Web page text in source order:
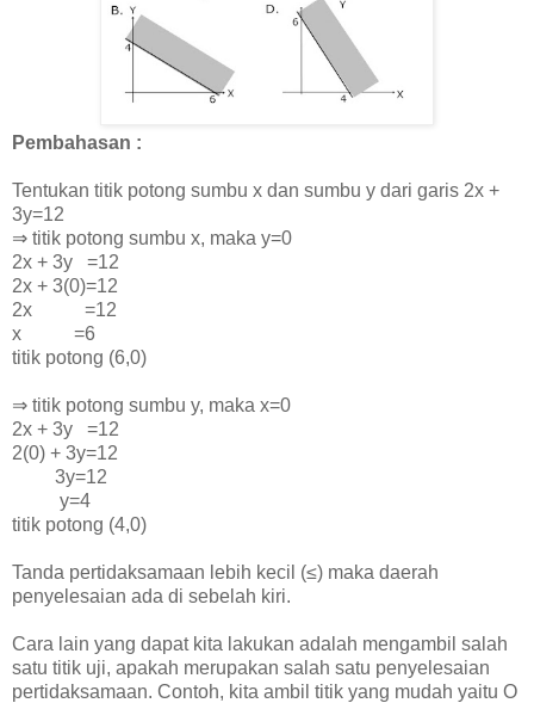
Pembahasan :
Tentukan titik potong sumbu x dan sumbu y dari garis 2x +
3y=12
⇒ titik potong sumbu x, maka y=0
2x + 3y =12
2x + 3(0)=12
2x =12
x =6
titik potong (6,0)
⇒ titik potong sumbu y, maka x=0
2x + 3y =12
2(0) + 3y=12
3y=12
y=4
titik potong (4,0)
Tanda pertidaksamaan lebih kecil (≤) maka daerah
penyelesaian ada di sebelah kiri.
Cara lain yang dapat kita lakukan adalah mengambil salah
satu titik uji, apakah merupakan salah satu penyelesaian
pertidaksamaan. Contoh, kita ambil titik yang mudah yaitu O